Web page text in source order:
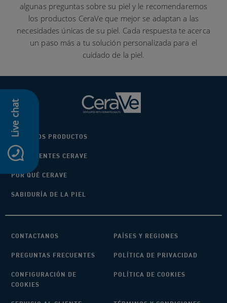
Live chat
algunas preguntas sobre su piel y le recomendaremos
los productos CeraVe que mejor se adaptan a las
necesidades únicas de su piel. Cada respuesta te acerca
un paso más a tu solución personalizada para el
cuidado de la piel.
NUESTROS PRODUCTOS
INGREDIENTES CERAVE
POR QUÉ CERAVE
SABIDURÍA DE LA PIEL
CONTACTANOS PAÍSES Y REGIONES
PREGUNTAS FRECUENTES POLÍTICA DE PRIVACIDAD
CONFIGURACIÓN DE
COOKIES
POLÍTICA DE COOKIES